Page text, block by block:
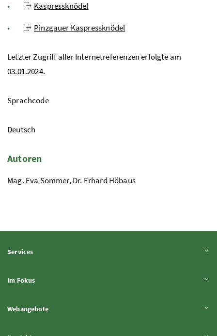
Kaspressknödel
Pinzgauer Kaspressknödel
Letzter Zugriff aller Internetreferenzen erfolgte am
03.01.2024.
Sprachcode
Deutsch
Autoren
Mag. Eva Sommer,Dr. Erhard Höbaus
ServicesInhalt aufklappen
Im FokusInhalt aufklappen
WebangeboteInhalt aufklappen